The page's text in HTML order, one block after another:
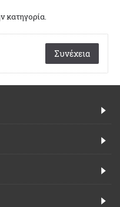
κατηγορία.
Συνέχεια